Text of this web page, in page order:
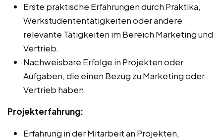
Erste praktische Erfahrungen durch Praktika,
Werkstudententätigkeiten oder andere
relevante Tätigkeiten im Bereich Marketing und
Vertrieb.
Nachweisbare Erfolge in Projekten oder
Aufgaben, die einen Bezug zu Marketing oder
Vertrieb haben.
Projekterfahrung:
Erfahrung in der Mitarbeit an Projekten,